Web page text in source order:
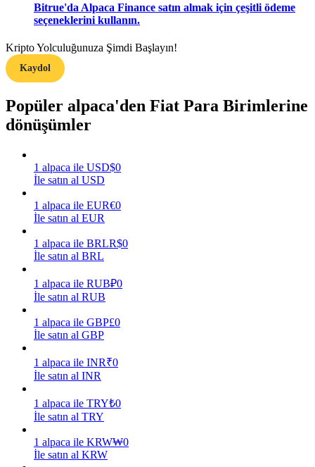
Nasıl kârlı kalabileceğinizi öğrenin
Kazan
Power Piggy
Bitrue'da Alpaca Finance satın almak için çeşitli ödeme
seçeneklerini kullanın.
Kripto Yolculuğunuza Şimdi Başlayın!
Kaydol
Popüler alpaca'den Fiat Para Birimlerine
dönüşümler
1 alpaca ile USD$0
İle satın al USD
1 alpaca ile EUR€0
İle satın al EUR
1 alpaca ile BRLR$0
İle satın al BRL
1 alpaca ile RUB₽0
İle satın al RUB
1 alpaca ile GBP£0
İle satın al GBP
1 alpaca ile INR₹0
İle satın al INR
1 alpaca ile TRY₺0
İle satın al TRY
1 alpaca ile KRW₩0
İle satın al KRW